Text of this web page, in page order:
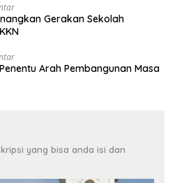
Gerakan Sekolah
Arah Pembangunan Masa
yang bisa anda isi dan